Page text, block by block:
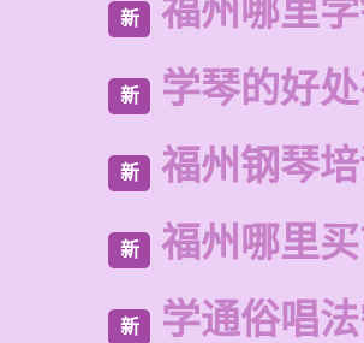
新 福州哪里
新 学琴的好
新 福州钢琴
新 福州哪里
新 学通俗唱